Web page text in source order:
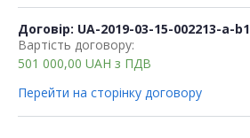
Договір: UA-2019-03-15-002213-a-b1
Вартість договору:
501 000,00 UAH з ПДВ
Перейти на сторінку договору